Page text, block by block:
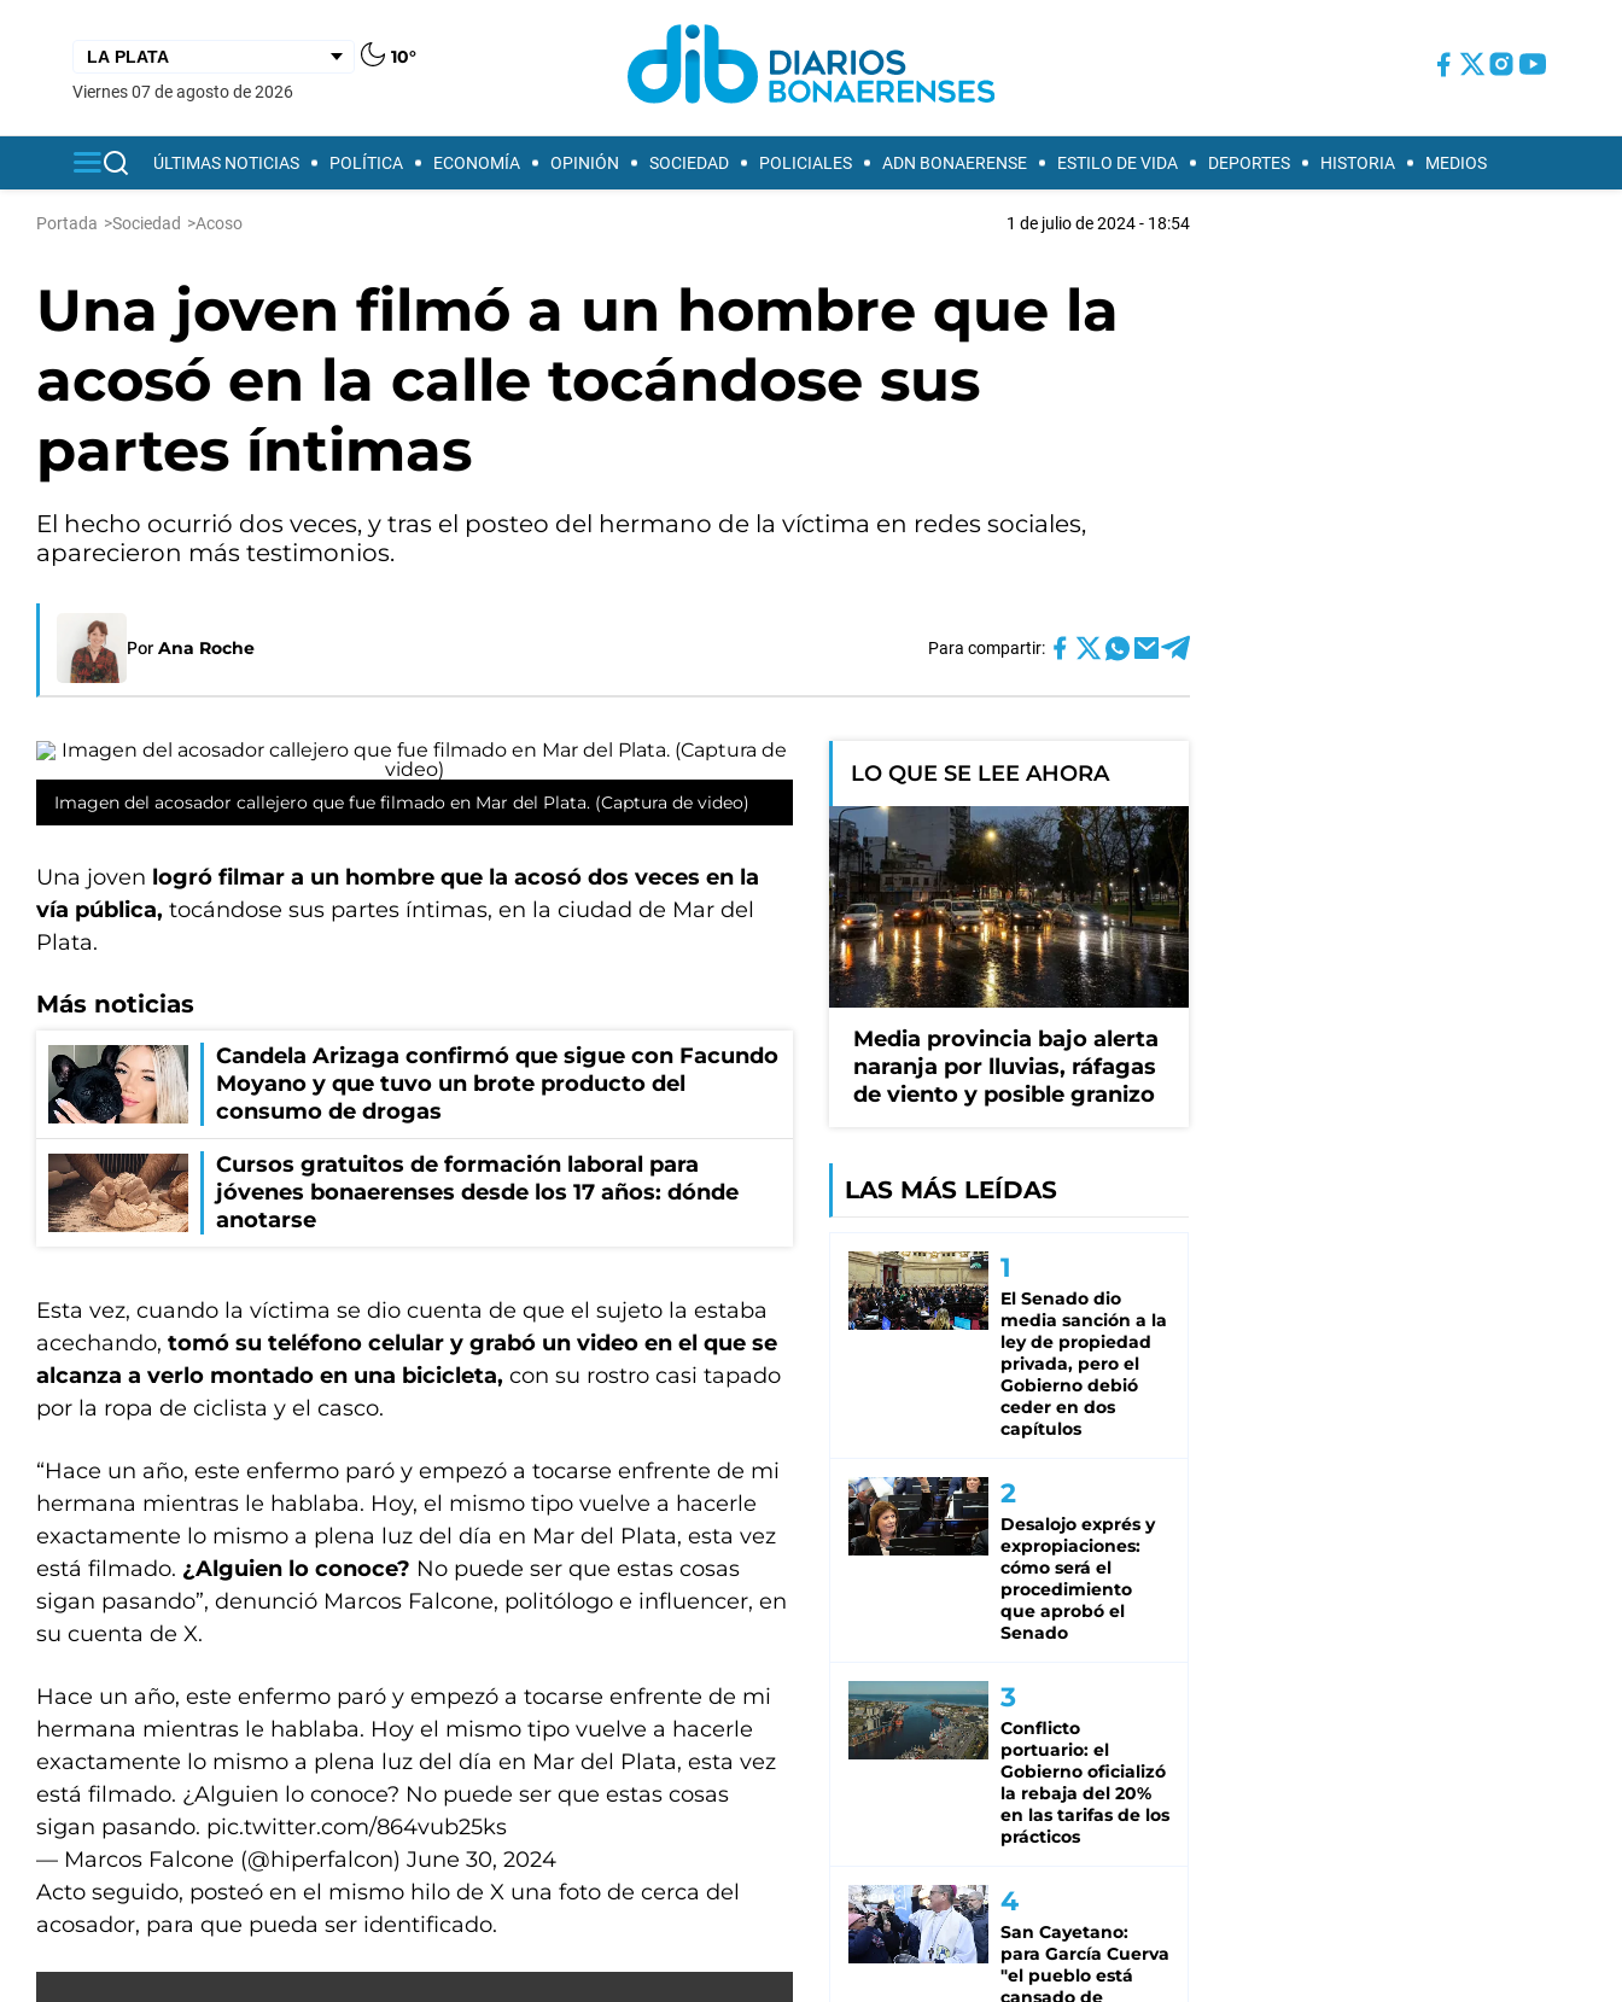
10°
viernes 07 de agosto de 2026
ÚLTIMAS NOTICIAS POLÍTICA ECONOMÍA OPINIÓN SOCIEDAD POLICIALES ADN BONAERENSE ESTILO DE VIDA DEPORTES HISTORIA MEDIOS
Portada >Sociedad >Acoso 1 de julio de 2024 - 18:54
Una joven filmó a un hombre que la
acosó en la calle tocándose sus
partes íntimas
El hecho ocurrió dos veces, y tras el posteo del hermano de la víctima en redes sociales,
aparecieron más testimonios.
Por Ana Roche Para compartir:
Imagen del acosador callejero que fue filmado en Mar del Plata. (Captura de video)
Una joven logró filmar a un hombre que la acosó dos veces en la
vía pública, tocándose sus partes íntimas, en la ciudad de Mar del
Plata.
Más noticias
Candela Arizaga confirmó que sigue con Facundo
Moyano y que tuvo un brote producto del
consumo de drogas
Cursos gratuitos de formación laboral para
jóvenes bonaerenses desde los 17 años: dónde
anotarse
Esta vez, cuando la víctima se dio cuenta de que el sujeto la estaba
acechando, tomó su teléfono celular y grabó un video en el que se
alcanza a verlo montado en una bicicleta, con su rostro casi tapado
por la ropa de ciclista y el casco.
“Hace un año, este enfermo paró y empezó a tocarse enfrente de mi
hermana mientras le hablaba. Hoy, el mismo tipo vuelve a hacerle
exactamente lo mismo a plena luz del día en Mar del Plata, esta vez
está filmado. ¿Alguien lo conoce? No puede ser que estas cosas
sigan pasando”, denunció Marcos Falcone, politólogo e influencer, en
su cuenta de X.
Hace un año, este enfermo paró y empezó a tocarse enfrente de mi
hermana mientras le hablaba. Hoy el mismo tipo vuelve a hacerle
exactamente lo mismo a plena luz del día en Mar del Plata, esta vez
está filmado. ¿Alguien lo conoce? No puede ser que estas cosas
sigan pasando. pic.twitter.com/864vub25ks
— Marcos Falcone (@hiperfalcon) June 30, 2024
Acto seguido, posteó en el mismo hilo de X una foto de cerca del
acosador, para que pueda ser identificado.
LO QUE SE LEE AHORA
Media provincia bajo alerta
naranja por lluvias, ráfagas
de viento y posible granizo
LAS MÁS LEÍDAS
El Senado dio
media sanción a la
ley de propiedad
privada, pero el
Gobierno debió
ceder en dos
capítulos
Desalojo exprés y
expropiaciones:
cómo será el
procedimiento
que aprobó el
Senado
Conflicto
portuario: el
Gobierno oficializó
la rebaja del 20%
en las tarifas de los
prácticos
San Cayetano:
para García Cuerva
"el pueblo está
cansado de